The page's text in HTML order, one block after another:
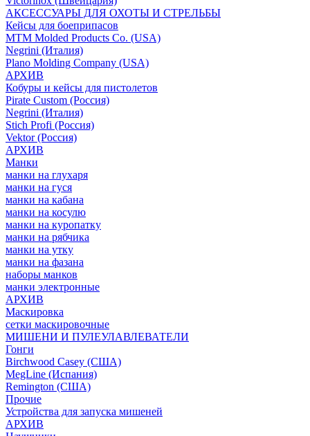
АКСЕССУАРЫ ДЛЯ ОХОТЫ И СТРЕЛЬБЫ
Кейсы для боеприпасов
MTM Molded Products Co. (USA)
Negrini (Италия)
Plano Molding Company (USA)
АРХИВ
Кобуры и кейсы для пистолетов
Pirate Custom (Россия)
Negrini (Италия)
Stich Profi (Россия)
Vektor (Россия)
АРХИВ
Манки
манки на глухаря
манки на гуся
манки на кабана
манки на косулю
манки на куропатку
манки на рябчика
манки на утку
манки на фазана
наборы манков
манки электронные
АРХИВ
Маскировка
сетки маскировочные
МИШЕНИ И ПУЛЕУЛАВЛЕВАТЕЛИ
Гонги
Birchwood Casey (США)
MegLine (Испания)
Remington (США)
Прочие
Устройства для запуска мишеней
АРХИВ